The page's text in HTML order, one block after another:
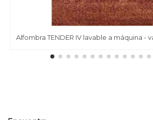
Alfombra TENDER IV lavable a máquina -